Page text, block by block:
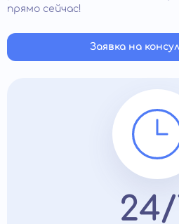
ним, семьей, педагогами.
прямо сейчас!
Заявка на